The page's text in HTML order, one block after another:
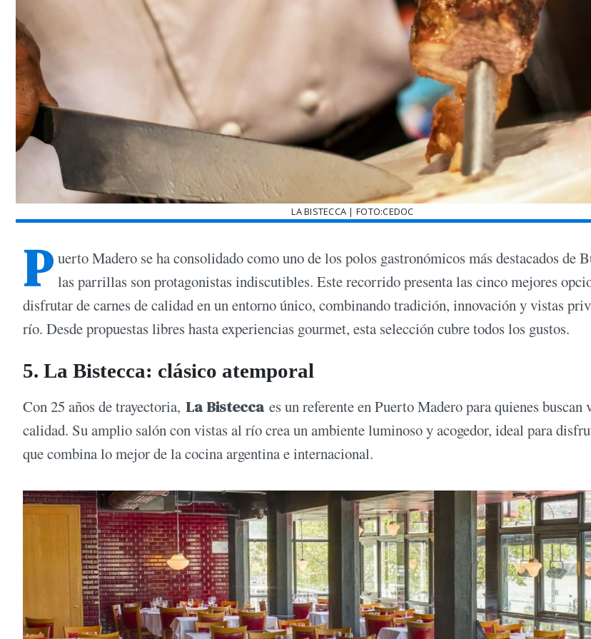
LA BISTECCA | FOTO:CEDOC
P uerto Madero se ha consolidado como uno de los polos gastronómicos más destacados de
las parrillas son protagonistas indiscutibles. Este recorrido presenta las cinco mejores
disfrutar de carnes de calidad en un entorno único, combinando tradición, innovación y vistas
río. Desde propuestas libres hasta experiencias gourmet, esta selección cubre todos los gustos.
5. La Bistecca: clásico atemporal
Con 25 años de trayectoria, La Bisteccaes un referente en Puerto Madero para quienes buscan
calidad. Su amplio salón con vistas al río crea un ambiente luminoso y acogedor, ideal para
que combina lo mejor de la cocina argentina e internacional.